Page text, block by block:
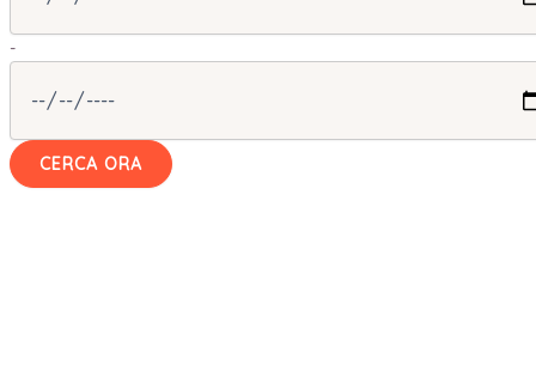
-
CERCA ORA